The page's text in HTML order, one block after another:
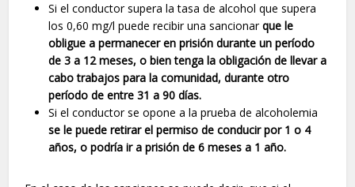
Si el conductor supera la tasa de alcohol que supera
los 0,60 mg/l puede recibir una sancionarque le
obligue a permanecer en prisión durante un período
de 3 a 12 meses, o bien tenga la obligación de llevar a
cabo trabajos para la comunidad, durante otro
período de entre 31 a 90 días.
Si el conductor se opone a la prueba de alcoholemia
se le puede retirar el permiso de conducir por 1 o 4
años, o podría ir a prisión de 6 meses a 1 año.